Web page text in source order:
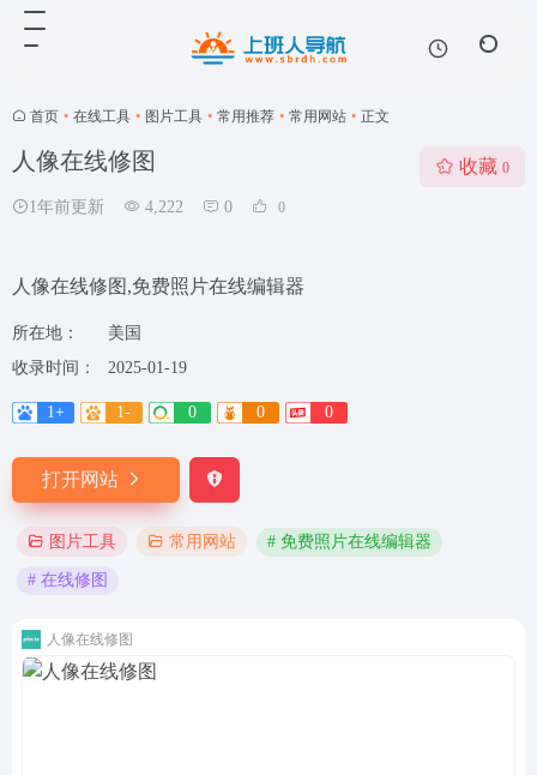
首页 • 在线工具 • 图片工具 • 常用推荐 • 常用网站 • 正文
人像在线修图
1年前更新 4,222 0 0
收藏 0
人像在线修图,免费照片在线编辑器
所在地：
美国
收录时间：
2025-01-19
1+ 1- 0 0 0
打开网站
图片工具 常用网站 # 免费照片在线编辑器
# 在线修图
人像在线修图